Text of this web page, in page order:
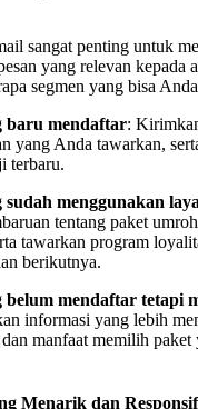
sangat penting untuk
yang relevan kepada
segmen yang bisa
baru mendaftar:
yang Anda tawarkan,
terbaru.
sudah menggunakan
tentang paket
tawarkan program
berikutnya.
belum mendaftar tetapi
informasi yang lebih
manfaat memilih paket
Menarik dan Responsif